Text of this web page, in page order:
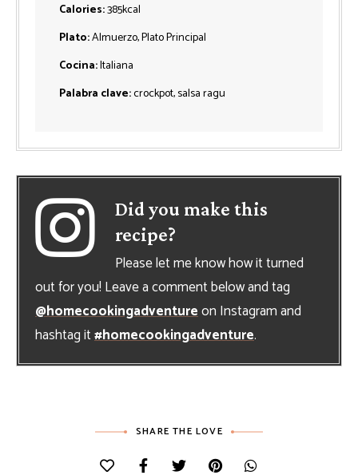
Calories:385kcal
Plato:Almuerzo, Plato Principal
Cocina:Italiana
Palabra clave:crockpot, salsa ragu
Did you make this
recipe?
Please let me know how it turned
out for you! Leave a comment below and tag
@homecookingadventureon Instagram and
hashtag it#homecookingadventure.
SHARE THE LOVE